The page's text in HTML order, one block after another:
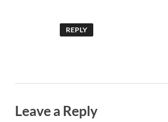
REPLY
Leave a Reply